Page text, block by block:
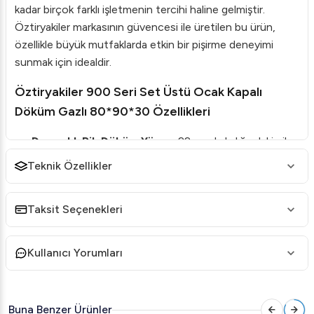
kadar birçok farklı işletmenin tercihi haline gelmiştir.
Öztiryakiler markasının güvencesi ile üretilen bu ürün,
özellikle büyük mutfaklarda etkin bir pişirme deneyimi
sunmak için idealdir.
Öztiryakiler 900 Seri Set Üstü Ocak Kapalı
Döküm Gazlı 80*90*30 Özellikleri
Dayanıklı Pik Döküm Yüzey: 22 mm kalınlığındaki pik
döküm yüzeyi, üstün ısı transferi sağlar ve uzun süreli
500°C sıcaklık sunarken, çevre bölgelerde 200°C’ye
kadar düşüş göstererek çoklu pişirme seçenekleri
sağlar.
Emniyetli Gaz Sistemi: Güvenlik için özel olarak
termokupul sayesinde güvenli kullanımı destekler.
Teknik Özellikler
Taksit Seçenekleri
Kullanıcı Yorumları
Buna Benzer Ürünler